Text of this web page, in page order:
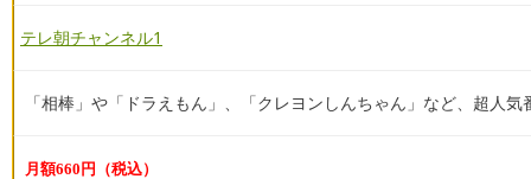
テレ朝チャンネル1
「相棒」や「ドラえもん」、「クレヨンしんちゃん」など、超人
月額660円（税込）